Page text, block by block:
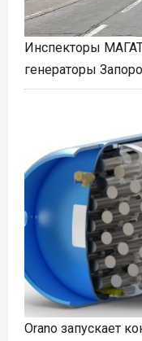
Инспекторы
генераторы
Orano запускает